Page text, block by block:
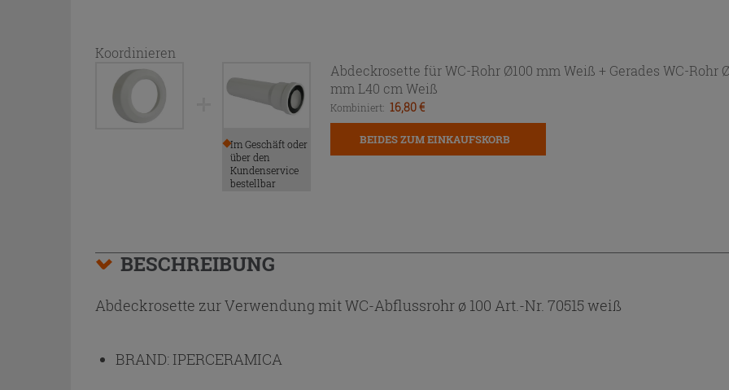
Koordinieren
Im Geschäft oder
über den
Kundenservice
bestellbar
Abdeckrosette für WC-Rohr Ø100 mm Weiß + Gerades WC-Rohr
mm L40 cm Weiß
Kombiniert: 16,80 €
BEIDES ZUM EINKAUFSKORB
BESCHREIBUNG
Abdeckrosette zur Verwendung mit WC-Abflussrohr ø 100 Art.-Nr. 70515 weiß
BRAND: IPERCERAMICA